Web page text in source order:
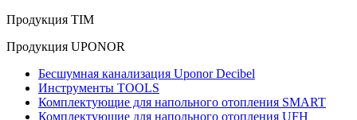
Продукция TIM
Продукция UPONOR
Бесшумная канализация Uponor Decibel
Инструменты TOOLS
Комплектующие для напольного отопления SMART
Комплектующие для напольного отопления UFH